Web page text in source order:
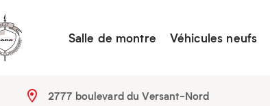
Salle de montre Véhicules neufs
2777 boulevard du Versant-Nord